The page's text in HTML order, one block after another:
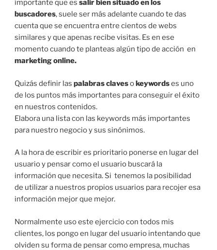
importante que es salirbien situado en los
buscadores, suele ser más adelante cuando te das
cuenta que se encuentra entre cientos de webs
similares y que apenas recibe visitas. Es en ese
momento cuando te planteas algún tipo de acción en
marketing online.
Quizás definir las palabras clavesokeywordses uno
de los puntos más importantes para conseguir el éxito
en nuestros contenidos.
Elabora una lista con las keywords más importantes
para nuestro negocio y sus sinónimos.
A la hora de escribir es prioritario ponerse en lugar del
usuario y pensar como el usuario buscará la
información que necesita. Si tenemos la posibilidad
de utilizar a nuestros propios usuarios para recojer esa
información mejor que mejor.
Normalmente uso este ejercicio con todos mis
clientes, los pongo en lugar del usuario intentando que
olviden su forma de pensar como empresa, muchas